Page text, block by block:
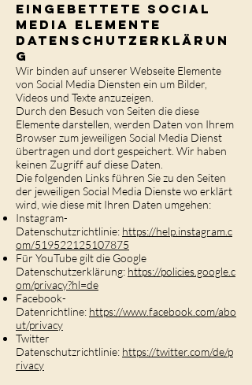
Eingebettete Soci al
Media Elemente
Datenschutzerklärun
g
Wir binden auf unserer Webseite Elemente
von Social Media Diensten ein um Bilder,
Videos und Texte anzuzeigen.
Durch den Besuch von Seiten die diese
Elemente darstellen, werden Daten von Ihrem
Browser zum jeweiligen Social Media Dienst
übertragen und dort gespeichert. Wir haben
keinen Zugriff auf diese Daten.
Die folgenden Links führen Sie zu den Seiten
der jeweiligen Social Media Dienste wo erklärt
wird, wie diese mit Ihren Daten umgehen:
Instagram-
Datenschutzrichtlinie: https://help.instagram.c
om/519522125107875
Für YouTube gilt die Google
Datenschutzerklärung: https://policies.google.c
om/privacy?hl=de
Facebook-
Datenrichtline: https://www.facebook.com/abo
ut/privacy
Twitter
Datenschutzrichtlinie: https://twitter.com/de/p
rivacy